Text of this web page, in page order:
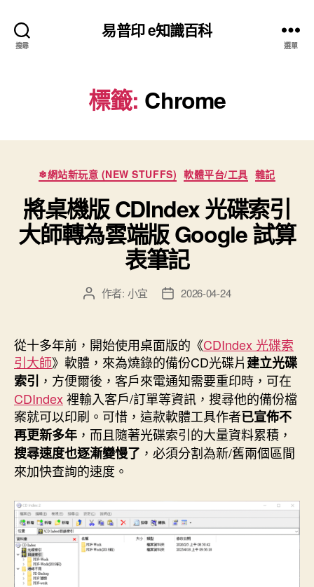
搜尋
易普印 e知識百科
選單
標籤: Chrome
分
類
❄網站新玩意 (NEW STUFFS) 軟體平台/工具 雜記
將桌機版 CDIndex 光碟索引
大師轉為雲端版 Google 試算
表筆記
文
者
作者: 小宜
文
佈
日
期
2026-04-24
從十多年前，開始使用桌面版的《CDIndex 光碟索
引大師》軟體，來為燒錄的備份CD光碟片建立光碟
索引 ，方便爾後，客戶來電通知需要重印時，可在
CDIndex裡輸入客戶/訂單等資訊，搜尋他的備份檔
案就可以印刷。可惜，這款軟體工具作者已宣佈不
再更新多年 ，而且隨著光碟索引的大量資料累積，
搜尋速度也逐漸變慢了 ，必須分割為新/舊兩個區間
來加快查詢的速度。